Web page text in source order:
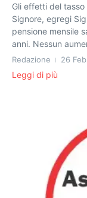
Gli effetti del
Signore, egregi
pensione mensile
anni. Nessun
Redazione 26
Leggi di più